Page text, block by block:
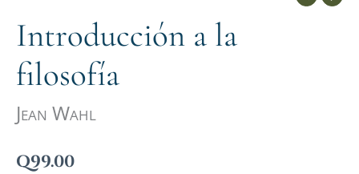
Introducción a la
filosofía
Jean Wahl
Q99.00